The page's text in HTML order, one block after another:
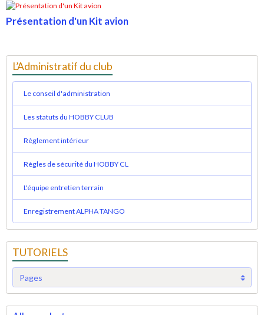
Présentation d'un Kit avion
L’Administratif du club
Le conseil d'administration
Les statuts du HOBBY CLUB
Règlement intérieur
Règles de sécurité du HOBBY CL
L'équipe entretien terrain
Enregistrement ALPHA TANGO
TUTORIELS